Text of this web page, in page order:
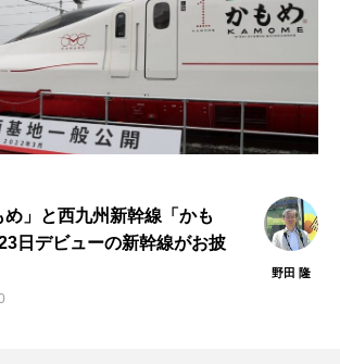
いたらラッキー! ねぎ鯖缶で
旨温麺|缶詰博士の極旨完全
鯖 塩だれ缶）
黒川 勇人